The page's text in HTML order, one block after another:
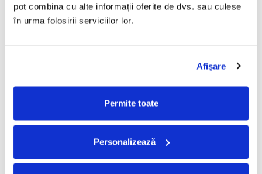
pot combina cu alte informații oferite de dvs. sau culese
în urma folosirii serviciilor lor.
Afişare
Permite toate
Personalizează
13
Turneu (Outro) 1:26
Review-uri(0)
PRODUSE ALTERNATIVE
Paraziții - Jos Cenzura! , (CD)
200,00 Lei
Paraziții - Primii 10 Ani Vol.
1 , (CD)